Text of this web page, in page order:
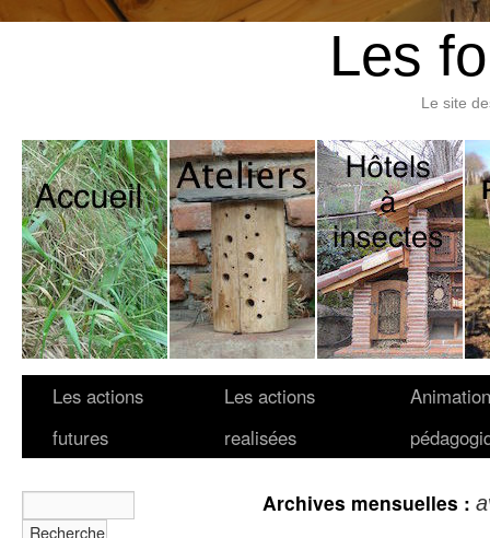
Les
Le site
Les actions
futures
Les actions
realisées
Archives mensuelles :